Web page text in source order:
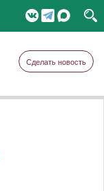
Сделать новость